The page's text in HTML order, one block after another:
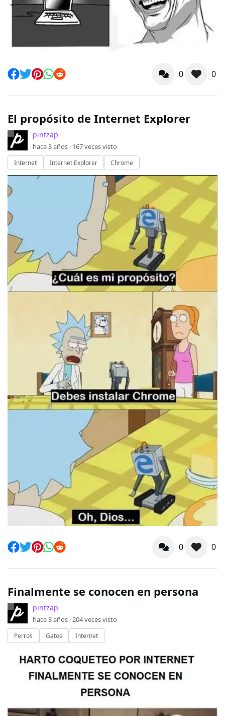
0 0
El propósito de Internet Explorer
pintzap
hace 3 años · 167veces visto
Internet Internet Explorer Chrome
0 0
Finalmente se conocen en persona
pintzap
hace 3 años ·204veces visto
Perros Gatos Internet